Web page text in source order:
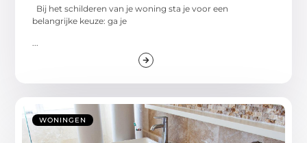
Bij het schilderen van je woning sta je voor een
belangrijke keuze: ga je
WONINGEN